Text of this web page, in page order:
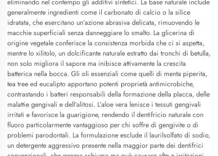
eliminando nel contempo gli additivi sintetici. La base naturale include
generalmente ingredienti come il carbonato di calcio o la silice
idratata, che esercitano un’azione abrasiva delicata, rimuovendo le
macchie superficiali senza danneggiare lo smalto. La glicerina di
origine vegetale conferisce la consistenza morbida che ci si aspetta,
mentre lo xilitolo, un dolcificante naturale estratto dai tronchi di betulla,
non solo migliora il sapore ma inibisce attivamente la crescita
batterica nella bocca. Gli oli essenziali come quelli di menta piperita,
tea tree ed eucalipto apportano potenti proprietà antimicrobiche,
contrastando i batteri responsabili della formazione della placca, delle
malattie gengivali e dell’alitosi. L’aloe vera lenisce i tessuti gengivali
irritati e favorisce la guarigione, rendendo il dentifricio naturale con
fluoro particolarmente vantaggioso per chi soffre di gengivite o di
problemi parodontali. La formulazione esclude il laurilsolfato di sodio,
un detergente aggressivo presente nella maggior parte dei dentifrici